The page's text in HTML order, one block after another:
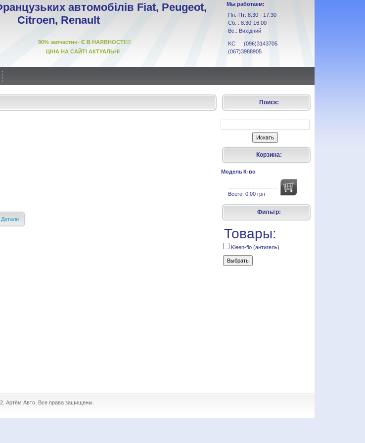
автомобілів Fiat, Peugeot,
Citroen, Renault
в УКРАІНІ
90% запчастин- Є В НАЯВНОСТІ!!!
ЦІНА НА САЙТІ АКТУАЛЬНІ
Мы работаем:
Пн.-Пт: 8.30 - 17.30
Сб. : 8.30-16.00
Вс.: Вихідний
KC (096)3143705
(067)3988905
Детали
Поиск:
Корзина:
МодельК-во
Всего: 0.00 грн
Фильтр:
Товары:
Kleen-flo (антигель)
Артём Авто. Все права защищены.